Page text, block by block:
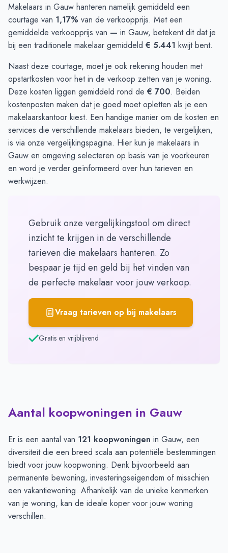
Makelaars in Gauw hanteren namelijk gemiddeld een
courtage van 1,17% van de verkoopprijs. Met een
gemiddelde verkoopprijs van — in Gauw, betekent dit dat je
bij een traditionele makelaar gemiddeld € 5.441 kwijt bent.
Naast deze courtage, moet je ook rekening houden met
opstartkosten voor het in de verkoop zetten van je woning.
Deze kosten liggen gemiddeld rond de € 700. Beiden
kostenposten maken dat je goed moet opletten als je een
makelaarskantoor kiest. Een handige manier om de kosten en
services die verschillende makelaars bieden, te vergelijken,
is via onze vergelijkingspagina. Hier kun je makelaars in
Gauw en omgeving selecteren op basis van je voorkeuren
en word je verder geïnformeerd over hun tarieven en
werkwijzen.
Gebruik onze vergelijkingstool om direct
inzicht te krijgen in de verschillende
tarieven die makelaars hanteren. Zo
bespaar je tijd en geld bij het vinden van
de perfecte makelaar voor jouw verkoop.
Vraag tarieven op bij makelaars
Gratis en vrijblijvend
Aantal koopwoningen in Gauw
Er is een aantal van 121 koopwoningen in Gauw, een
diversiteit die een breed scala aan potentiële bestemmingen
biedt voor jouw koopwoning. Denk bijvoorbeeld aan
permanente bewoning, investeringseigendom of misschien
een vakantiewoning. Afhankelijk van de unieke kenmerken
van je woning, kan de ideale koper voor jouw woning
verschillen.